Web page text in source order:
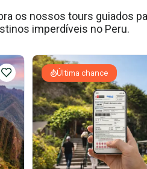
os nossos tours guiados
imperdíveis no Peru.
Última chance